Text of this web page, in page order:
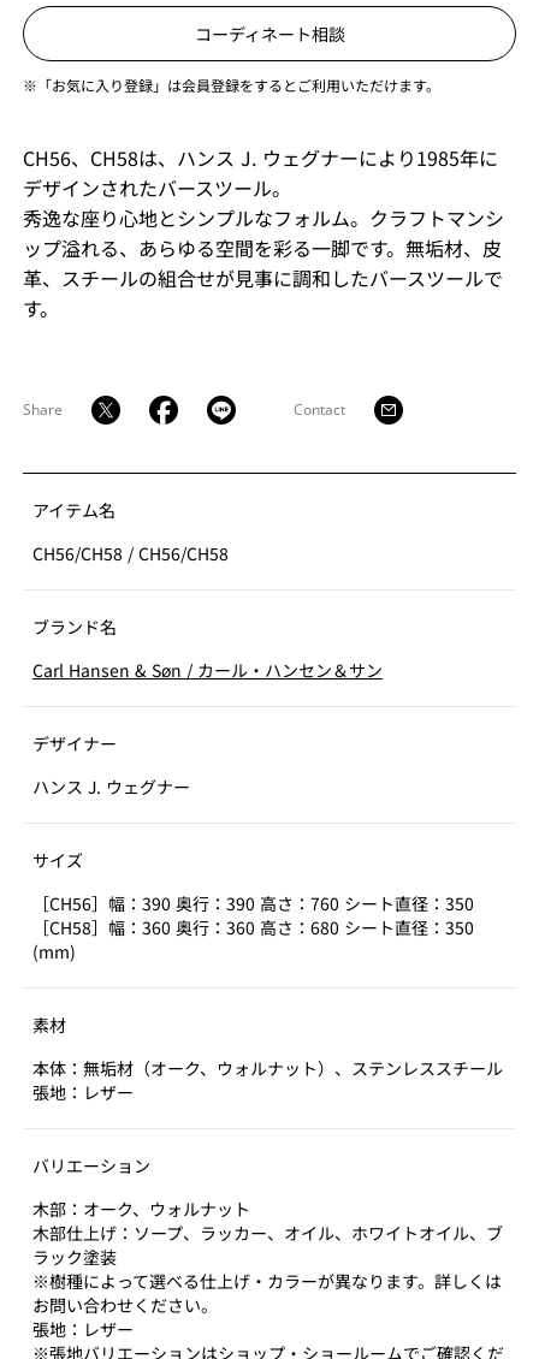
コーディネート相談
※「お気に入り登録」は会員登録をするとご利用いただけます。
CH56、CH58は、ハンス J. ウェグナーにより1985年に
デザインされたバースツール。
秀逸な座り心地とシンプルなフォルム。クラフトマンシ
ップ溢れる、あらゆる空間を彩る一脚です。無垢材、皮
革、スチールの組合せが見事に調和したバースツールで
す。
Share Contact
アイテム名
CH56/CH58 / CH56/CH58
ブランド名
Carl Hansen & Søn / カール・ハンセン＆サン
デザイナー
ハンス J. ウェグナー
サイズ
［CH56］幅：390 奥行：390 高さ：760 シート直径：350
［CH58］幅：360 奥行：360 高さ：680 シート直径：350
(mm)
素材
本体：無垢材（オーク、ウォルナット）、ステンレススチール
張地：レザー
バリエーション
木部：オーク、ウォルナット
木部仕上げ：ソープ、ラッカー、オイル、ホワイトオイル、ブ
ラック塗装
※樹種によって選べる仕上げ・カラーが異なります。詳しくは
お問い合わせください。
張地：レザー
※張地バリエーションはショップ・ショールームでご確認くだ